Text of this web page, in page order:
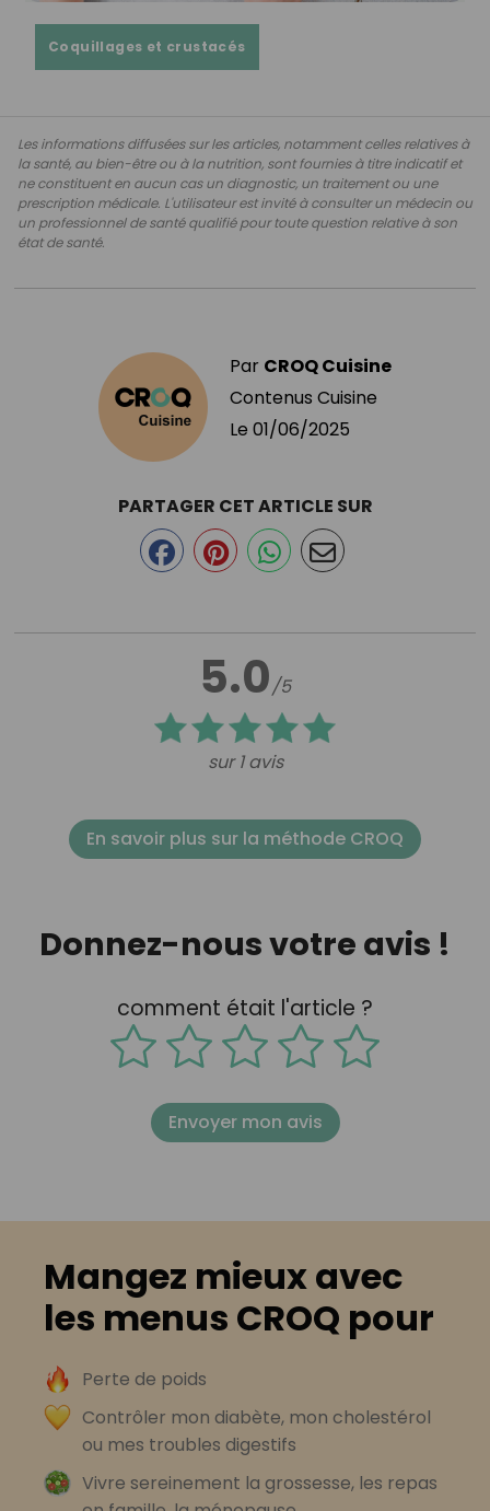
Coquillages et crustacés
Les informations diffusées sur les articles, notamment celles relatives à
la santé, au bien-être ou à la nutrition, sont fournies à titre indicatif et
ne constituent en aucun cas un diagnostic, un traitement ou une
prescription médicale. L'utilisateur est invité à consulter un médecin ou
un professionnel de santé qualifié pour toute question relative à son
état de santé.
Par CROQ Cuisine
Contenus Cuisine
Le 01/06/2025
5.0/5
sur 1 avis
PARTAGER CET ARTICLE SUR
En savoir plus sur la méthode CROQ
Donnez-nous votre avis !
comment était l'article ?
Envoyer mon avis
Mangez mieux avec
les menus CROQ pour
Perte de poids
Contrôler mon diabète, mon cholestérol
ou mes troubles digestifs
Vivre sereinement la grossesse, les repas